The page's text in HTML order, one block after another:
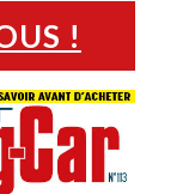
!